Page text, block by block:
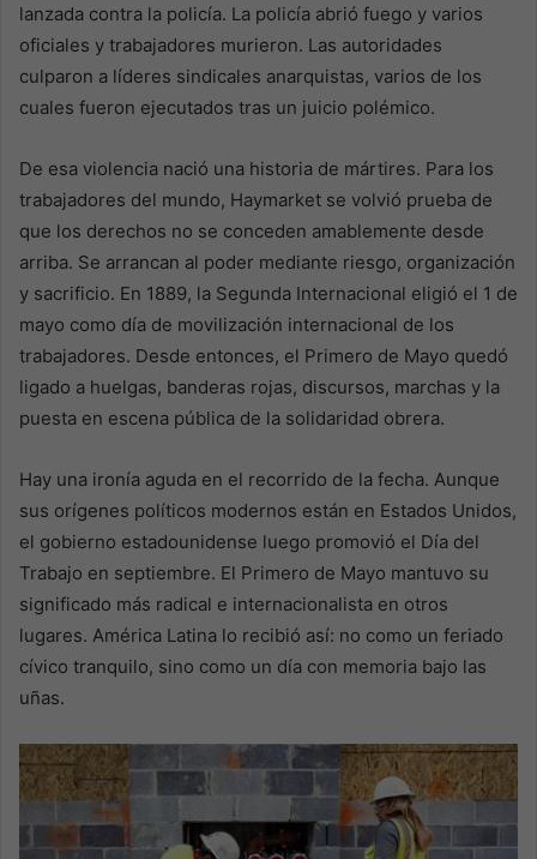
lanzada contra la policía. La policía abrió fuego y varios
oficiales y trabajadores murieron. Las autoridades
culparon a líderes sindicales anarquistas, varios de los
cuales fueron ejecutados tras un juicio polémico.
De esa violencia nació una historia de mártires. Para los
trabajadores del mundo, Haymarket se volvió prueba de
que los derechos no se conceden amablemente desde
arriba. Se arrancan al poder mediante riesgo, organización
y sacrificio. En 1889, la Segunda Internacional eligió el 1 de
mayo como día de movilización internacional de los
trabajadores. Desde entonces, el Primero de Mayo quedó
ligado a huelgas, banderas rojas, discursos, marchas y la
puesta en escena pública de la solidaridad obrera.
Hay una ironía aguda en el recorrido de la fecha. Aunque
sus orígenes políticos modernos están en Estados Unidos,
el gobierno estadounidense luego promovió el Día del
Trabajo en septiembre. El Primero de Mayo mantuvo su
significado más radical e internacionalista en otros
lugares. América Latina lo recibió así: no como un feriado
cívico tranquilo, sino como un día con memoria bajo las
uñas.